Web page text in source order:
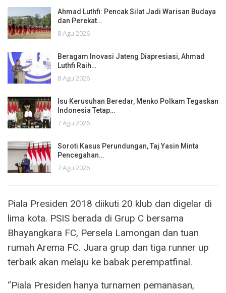
Ahmad Luthfi: Pencak Silat Jadi Warisan Budaya
dan Perekat…
8 Agu 2026
Beragam Inovasi Jateng Diapresiasi, Ahmad
Luthfi Raih…
8 Agu 2026
Isu Kerusuhan Beredar, Menko Polkam Tegaskan
Indonesia Tetap…
7 Agu 2026
Soroti Kasus Perundungan, Taj Yasin Minta
Pencegahan…
7 Agu 2026
Piala Presiden 2018 diikuti 20 klub dan digelar di
lima kota. PSIS berada di Grup C bersama
Bhayangkara FC, Persela Lamongan dan tuan
rumah Arema FC. Juara grup dan tiga runner up
terbaik akan melaju ke babak perempatfinal.
“Piala Presiden hanya turnamen pemanasan,